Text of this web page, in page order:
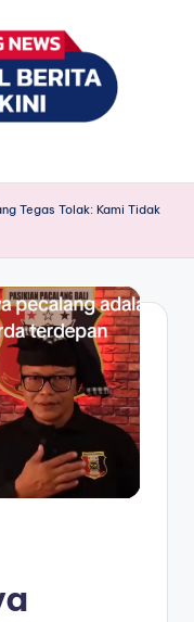
Tegas Tolak: Kami Tidak